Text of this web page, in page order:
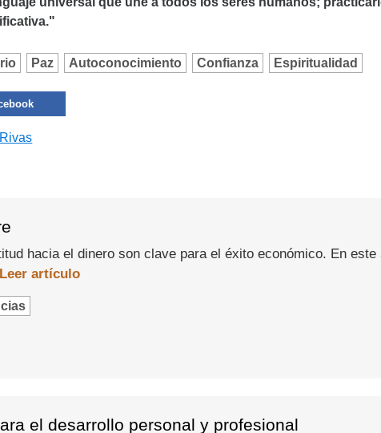
Paz Autoconocimiento Confianza Espiritualidad
hacia el dinero son clave para el éxito económico. En
Leer artículo
el desarrollo personal y profesional